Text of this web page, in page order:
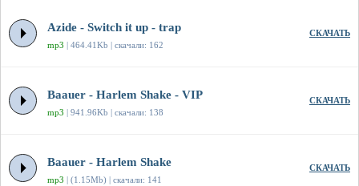
Azide - Switch it up - trap
mp3 | 464.41Kb | скачали: 162
СКАЧАТЬ
Baauer - Harlem Shake - VIP
mp3 | 941.96Kb | скачали: 138
СКАЧАТЬ
Baauer - Harlem Shake
mp3 | (1.15Mb) | скачали: 141
СКАЧАТЬ